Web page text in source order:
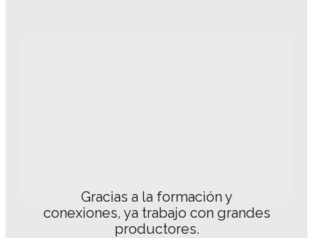
Gracias a la formación y
conexiones, ya trabajo con grandes
productores.